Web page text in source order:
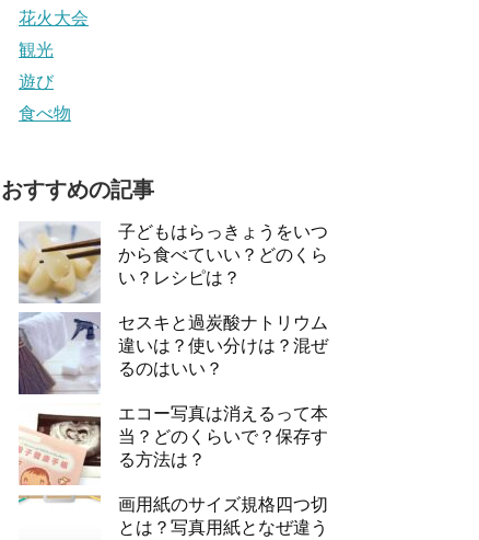
花火大会
観光
遊び
食べ物
おすすめの記事
子どもはらっきょうをいつ
から食べていい？どのくら
い？レシピは？
セスキと過炭酸ナトリウム
違いは？使い分けは？混ぜ
るのはいい？
エコー写真は消えるって本
当？どのくらいで？保存す
る方法は？
画用紙のサイズ規格四つ切
とは？写真用紙となぜ違う